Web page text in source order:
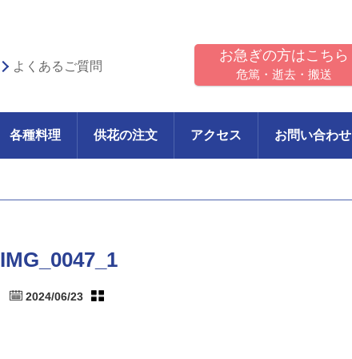
お急ぎの方はこちら
危篤・逝去・搬送
よくあるご質問
各種料理 供花の注文 アクセス お問い合わせ
IMG_0047_1
2024/06/23